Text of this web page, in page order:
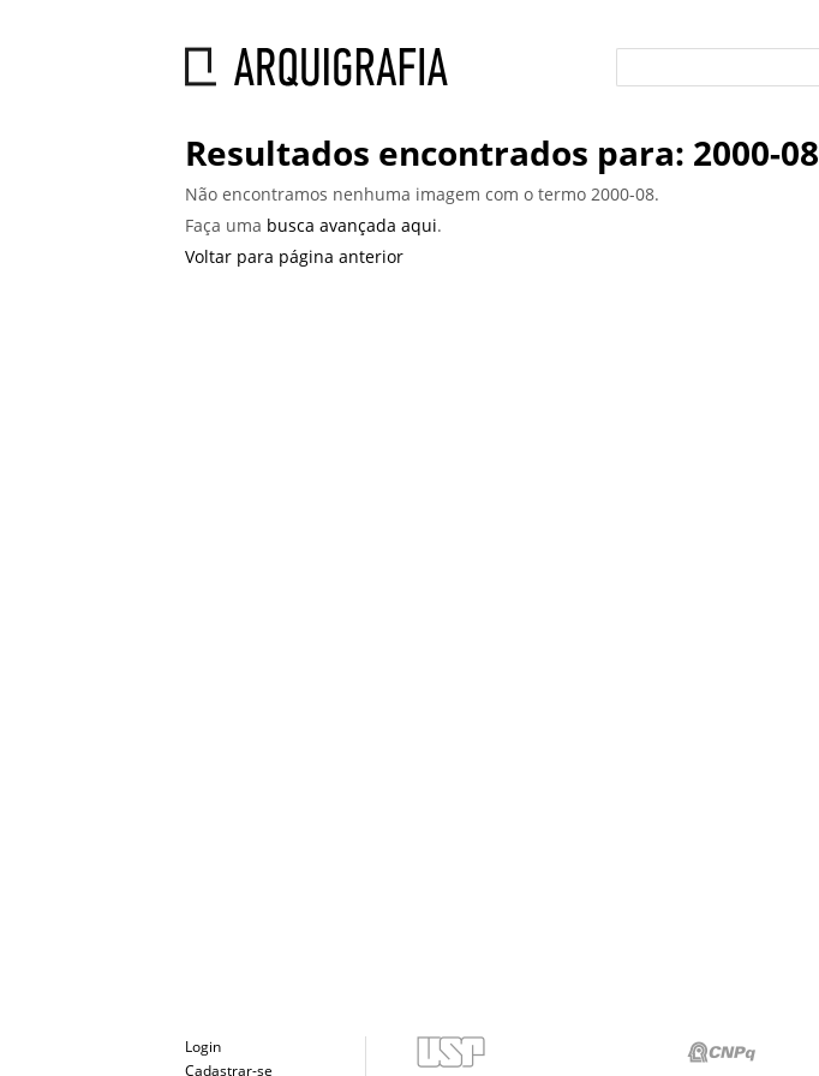
Resultados encontrados para: 2000-08
Não encontramos nenhuma imagem com o termo 2000-08.
Faça uma busca avançada aqui.
Voltar para página anterior
Login
Cadastrar-se